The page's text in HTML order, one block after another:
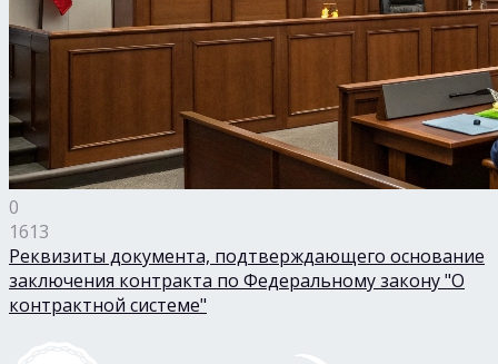
0
1613
Реквизиты документа, подтверждающего основание
заключения контракта по Федеральному закону "О
контрактной системе"